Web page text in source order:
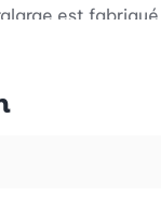
est